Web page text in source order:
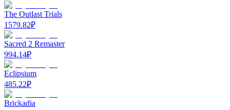
The Outlast Trials
1579.82₽
Sacred 2 Remaster
994.14₽
Eclipsium
485.22₽
Brickadia